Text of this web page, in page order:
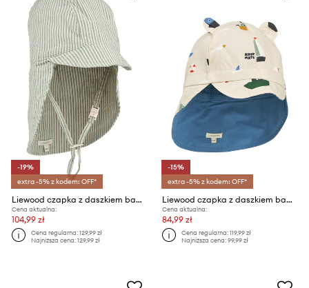
-19%
extra -5% z kodem: OFF*
Liewood czapka z daszkiem bawełniana dziecięca Cecilia Sun Hat
Cena aktualna:
104,99 zł
Cena regularna:129,99 zł
Najniższa cena:129,99 zł
-15%
extra -5% z kodem: OFF*
Liewood czapka z daszkiem bawełniana dziecięca Gorm Reversible Sun Hat With Ears
Cena aktualna:
84,99 zł
Cena regularna:119,99 zł
Najniższa cena:99,99 zł